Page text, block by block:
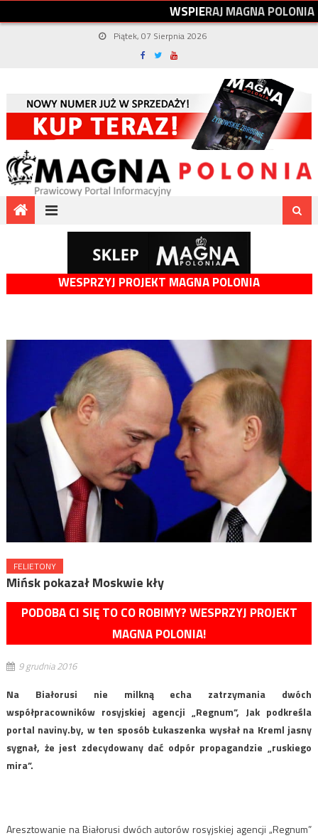
WSPIERAJMAGNAPOLONIA
Piątek, 07 Sierpnia 2026
WESPRZYJ PROJEKT MAGNA POLONIA
FELIETONY
Mińsk pokazał Moskwie kły
PODOBA CI SIĘ TO CO ROBIMY? WESPRZYJ PROJEKT
MAGNA POLONIA!
9 grudnia 2016
Na Białorusi nie milkną echa zatrzymania dwóch
współpracowników rosyjskiej agencji „Regnum”, Jak podkreśla
portal naviny.by, w ten sposób Łukaszenka wysłał na Kreml jasny
sygnał, że jest zdecydowany dać odpór propagandzie „ruskiego
mira”.
Aresztowanie na Białorusi dwóch autorów rosyjskiej agencji „Regnum”